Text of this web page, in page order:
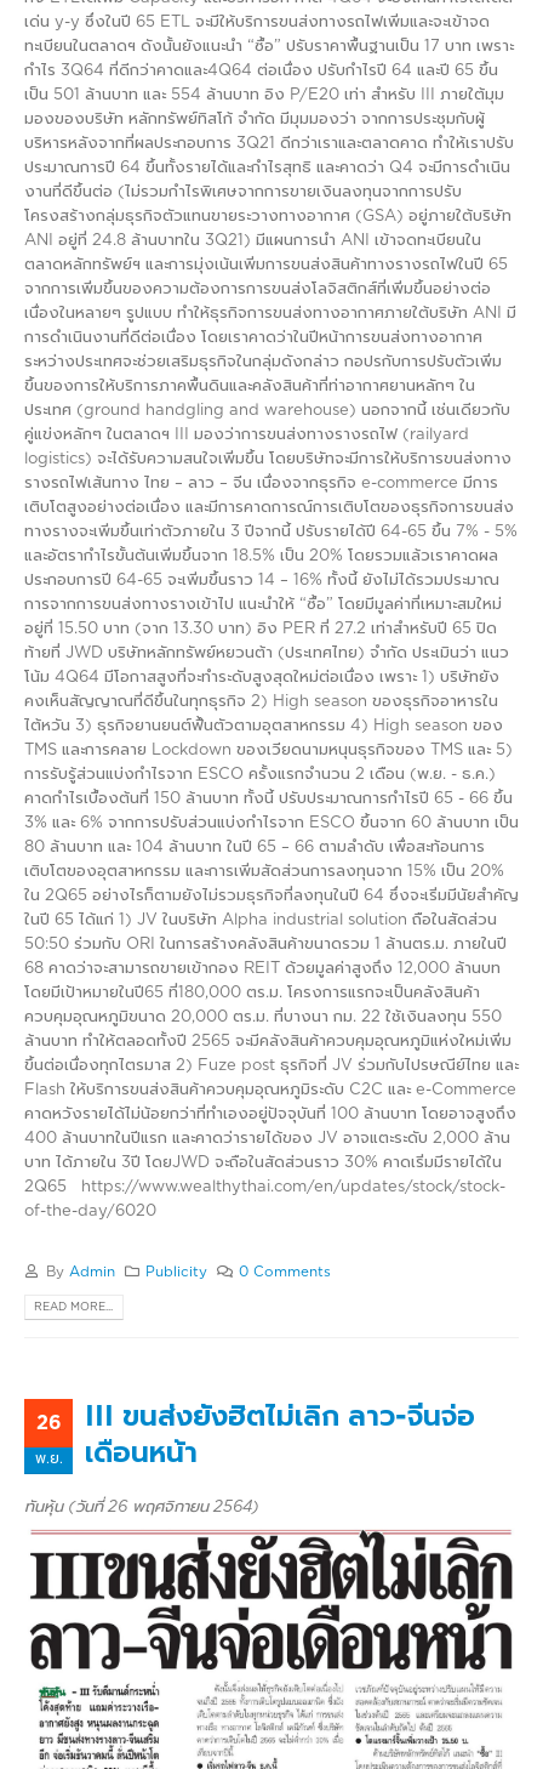
เด่น y-y ซึ่งในปี 65 ETL จะมีให้บริการขนส่งทางรถไฟเพิ่มและจะเข้าจด
ทะเบียนในตลาดฯ ดังนั้นยังแนะนำ “ซื้อ” ปรับราคาพื้นฐานเป็น 17 บาท เพราะ
กำไร 3Q64 ที่ดีกว่าคาดและ4Q64 ต่อเนื่อง ปรับกำไรปี 64 และปี 65 ขึ้น
เป็น 501 ล้านบาท และ 554 ล้านบาท อิง P/E20 เท่า สำหรับ III ภายใต้มุม
มองของบริษัท หลักทรัพย์ทิสโก้ จำกัด มีมุมมองว่า จากการประชุมกับผู้
บริหารหลังจากที่ผลประกอบการ 3Q21 ดีกว่าเราและตลาดคาด ทำให้เราปรับ
ประมาณการปี 64 ขึ้นทั้งรายได้และกำไรสุทธิ และคาดว่า Q4 จะมีการดำเนิน
งานที่ดีขึ้นต่อ (ไม่รวมกำไรพิเศษจากการขายเงินลงทุนจากการปรับ
โครงสร้างกลุ่มธุรกิจตัวแทนขายระวางทางอากาศ (GSA) อยู่ภายใต้บริษัท
ANI อยู่ที่ 24.8 ล้านบาทใน 3Q21) มีแผนการนำ ANI เข้าจดทะเบียนใน
ตลาดหลักทรัพย์ฯ และการมุ่งเน้นเพิ่มการขนส่งสินค้าทางรางรถไฟในปี 65
จากการเพิ่มขึ้นของความต้องการการขนส่งโลจิสติกส์ที่เพิ่มขึ้นอย่างต่อ
เนื่องในหลายๆ รูปแบบ ทำให้ธุรกิจการขนส่งทางอากาศภายใต้บริษัท ANI มี
การดำเนินงานที่ดีต่อเนื่อง โดยเราคาดว่าในปีหน้าการขนส่งทางอากาศ
ระหว่างประเทศจะช่วยเสริมธุรกิจในกลุ่มดังกล่าว กอปรกับการปรับตัวเพิ่ม
ขึ้นของการให้บริการภาคพื้นดินและคลังสินค้าที่ท่าอากาศยานหลักๆ ใน
ประเทศ (ground handgling and warehouse) นอกจากนี้ เช่นเดียวกับ
คู่แข่งหลักๆ ในตลาดฯ III มองว่าการขนส่งทางรางรถไฟ (railyard
logistics) จะได้รับความสนใจเพิ่มขึ้น โดยบริษัทจะมีการให้บริการขนส่งทาง
รางรถไฟเส้นทาง ไทย – ลาว – จีน เนื่องจากธุรกิจ e-commerce มีการ
เติบโตสูงอย่างต่อเนื่อง และมีการคาดการณ์การเติบโตของธุรกิจการขนส่ง
ทางรางจะเพิ่มขึ้นเท่าตัวภายใน 3 ปีจากนี้ ปรับรายได้ปี 64-65 ขึ้น 7% - 5%
และอัตรากำไรขั้นต้นเพิ่มขึ้นจาก 18.5% เป็น 20% โดยรวมแล้วเราคาดผล
ประกอบการปี 64-65 จะเพิ่มขึ้นราว 14 – 16% ทั้งนี้ ยังไม่ได้รวมประมาณ
การจากการขนส่งทางรางเข้าไป แนะนำให้ “ซื้อ” โดยมีมูลค่าที่เหมาะสมใหม่
อยู่ที่ 15.50 บาท (จาก 13.30 บาท) อิง PER ที่ 27.2 เท่าสำหรับปี 65 ปิด
ท้ายที่ JWD บริษัทหลักทรัพย์หยวนต้า (ประเทศไทย) จำกัด ประเมินว่า แนว
โน้ม 4Q64 มีโอกาสสูงที่จะทำระดับสูงสุดใหม่ต่อเนื่อง เพราะ 1) บริษัทยัง
คงเห็นสัญญาณที่ดีขึ้นในทุกธุรกิจ 2) High season ของธุรกิจอาหารใน
ไต้หวัน 3) ธุรกิจยานยนต์ฟื้นตัวตามอุตสาหกรรม 4) High season ของ
TMS และการคลาย Lockdown ของเวียดนามหนุนธุรกิจของ TMS และ 5)
การรับรู้ส่วนแบ่งกำไรจาก ESCO ครั้งแรกจำนวน 2 เดือน (พ.ย. - ธ.ค.)
คาดกำไรเบื้องต้นที่ 150 ล้านบาท ทั้งนี้ ปรับประมาณการกำไรปี 65 - 66 ขึ้น
3% และ 6% จากการปรับส่วนแบ่งกำไรจาก ESCO ขึ้นจาก 60 ล้านบาท เป็น
80 ล้านบาท และ 104 ล้านบาท ในปี 65 – 66 ตามลำดับ เพื่อสะท้อนการ
เติบโตของอุตสาหกรรม และการเพิ่มสัดส่วนการลงทุนจาก 15% เป็น 20%
ใน 2Q65 อย่างไรก็ตามยังไม่รวมธุรกิจที่ลงทุนในปี 64 ซึ่งจะเริ่มมีนัยสำคัญ
ในปี 65 ได้แก่ 1) JV ในบริษัท Alpha industrial solution ถือในสัดส่วน
50:50 ร่วมกับ ORI ในการสร้างคลังสินค้าขนาดรวม 1 ล้านตร.ม. ภายในปี
68 คาดว่าจะสามารถขายเข้ากอง REIT ด้วยมูลค่าสูงถึง 12,000 ล้านบท
โดยมีเป้าหมายในปี65 ที่180,000 ตร.ม. โครงการแรกจะเป็นคลังสินค้า
ควบคุมอุณหภูมิขนาด 20,000 ตร.ม. ที่บางนา กม. 22 ใช้เงินลงทุน 550
ล้านบาท ทำให้ตลอดทั้งปี 2565 จะมีคลังสินค้าควบคุมอุณหภูมิแห่งใหม่เพิ่ม
ขึ้นต่อเนื่องทุกไตรมาส 2) Fuze post ธุรกิจที่ JV ร่วมกับไปรษณีย์ไทย และ
Flash ให้บริการขนส่งสินค้าควบคุมอุณหภูมิระดับ C2C และ e-Commerce
คาดหวังรายได้ไม่น้อยกว่าที่ทำเองอยู่ปัจจุบันที่ 100 ล้านบาท โดยอาจสูงถึง
400 ล้านบาทในปีแรก และคาดว่ารายได้ของ JV อาจแตะระดับ 2,000 ล้าน
บาท ได้ภายใน 3ปี โดยJWD จะถือในสัดส่วนราว 30% คาดเริ่มมีรายได้ใน
2Q65 https://www.wealthythai.com/en/updates/stock/stock-
of-the-day/6020
By Admin Publicity 0 Comments
READ MORE...
26
พ.ย.
III ขนส่งยังฮิตไม่เลิก ลาว-จีนจ่อ
เดือนหน้า
ทันหุ้น (วันที่ 26 พฤศจิกายน 2564)